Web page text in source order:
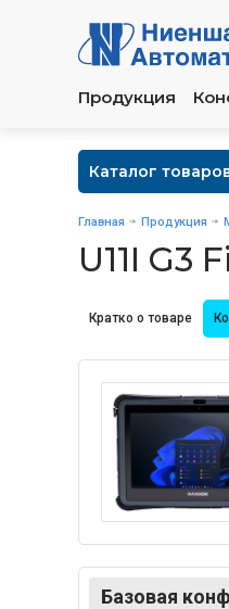
Продукция
Каталог
Главная Продукция
U11I G3
Кратко о товаре
Базовая